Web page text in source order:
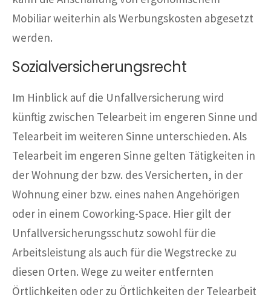
Mobiliar weiterhin als Werbungskosten abgesetzt
werden.
Sozialversicherungsrecht
Im Hinblick auf die Unfallversicherung wird
künftig zwischen Telearbeit im engeren Sinne und
Telearbeit im weiteren Sinne unterschieden. Als
Telearbeit im engeren Sinne gelten Tätigkeiten in
der Wohnung der bzw. des Versicherten, in der
Wohnung einer bzw. eines nahen Angehörigen
oder in einem Coworking-Space. Hier gilt der
Unfallversicherungsschutz sowohl für die
Arbeitsleistung als auch für die Wegstrecke zu
diesen Orten. Wege zu weiter entfernten
Örtlichkeiten oder zu Örtlichkeiten der Telearbeit